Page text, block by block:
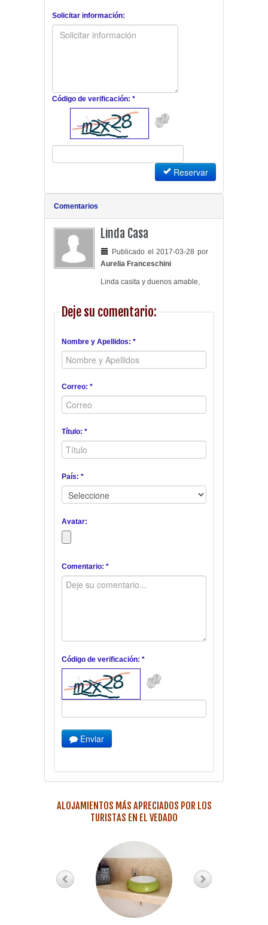
Solicitar información:
Código de verificación: *
Reservar
Comentarios
Linda Casa
Publicado el 2017-03-28 por
Aurelia Franceschini
Linda casita y duenos amable,
Deje su comentario:
Nombre y Apellidos: *
Correo: *
Título: *
País: *
Avatar:
Comentario: *
Código de verificación: *
Enviar
ALOJAMIENTOS MÁS APRECIADOS POR LOS
TURISTAS EN EL VEDADO